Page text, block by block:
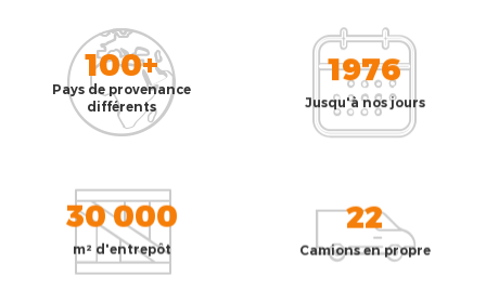
100+
Pays de provenance
différents
1976
Jusqu'à nos jours
30 000
m² d'entrepôt
22
Camions en propre